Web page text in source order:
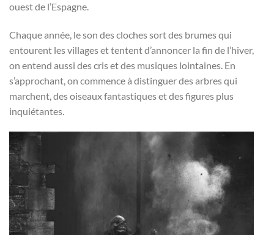
ouest de l’Espagne.
Chaque année, le son des cloches sort des brumes qui
entourent les villages et tentent d’annoncer la fin de l’hiver,
on entend aussi des cris et des musiques lointaines. En
s’approchant, on commence à distinguer des arbres qui
marchent, des oiseaux fantastiques et des figures plus
inquiétantes.